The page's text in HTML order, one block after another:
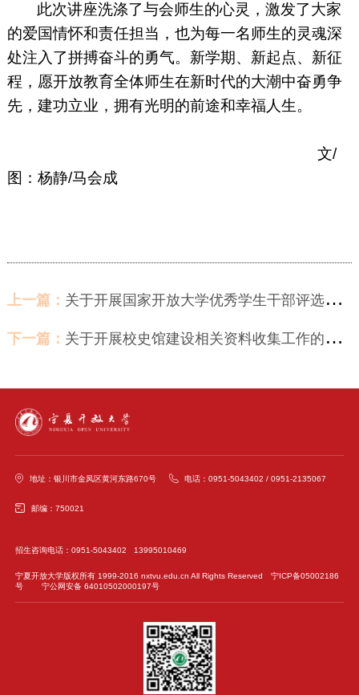
此次讲座洗涤了与会师生的心灵，激发了大家
的爱国情怀和责任担当，也为每一名师生的灵魂深
处注入了拼搏奋斗的勇气。新学期、新起点、新征
程，愿开放教育全体师生在新时代的大潮中奋勇争
先，建功立业，拥有光明的前途和幸福人生。
文/
图：杨静/马会成
上一篇： 关于开展国家开放大学优秀学生干部评选工作的通知
下一篇： 关于开展校史馆建设相关资料收集工作的通知
地址：银川市金凤区黄河东路670号 电话：0951-5043402 / 0951-2135067
邮编：750021
招生咨询电话：0951-5043402 13995010469
宁夏开放大学版权所有 1999-2016 nxtvu.edu.cn All Rights Reserved宁ICP备05002186
号
宁公网安备 64010502000197号